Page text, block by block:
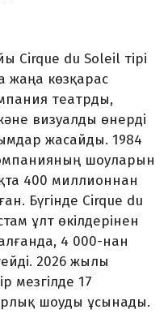
Cirque du Soleil тірі
жаңа көзқарас
театрды,
визуалды өнерді
жасайды. 1984
шоуларын
400 миллионнан
Бүгінде Cirque du
ұлт өкілдерінен
4 000-нан
2026 жылы
мезгілде 17
шоуды ұсынады.